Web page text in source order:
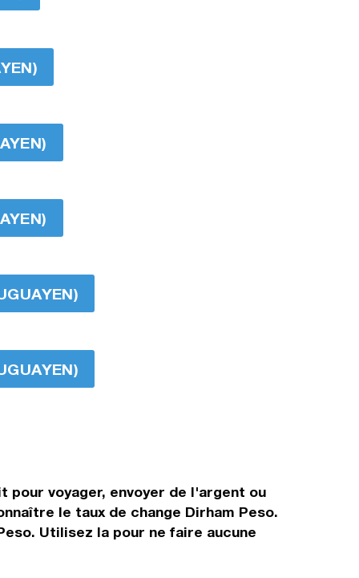
pour voyager, envoyer de l'argent ou
le taux de change Dirham Peso.
Utilisez la pour ne faire aucune